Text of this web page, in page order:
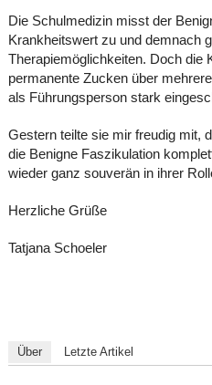
Die Schulmedizin misst der
Krankheitswert zu und demnach
Therapiemöglichkeiten. Doch die
permanente Zucken über
als Führungsperson stark
Gestern teilte sie mir freudig mit,
die Benigne Faszikulation
wieder ganz souverän in ihrer
Herzliche Grüße
Tatjana Schoeler
Über Letzte Artikel